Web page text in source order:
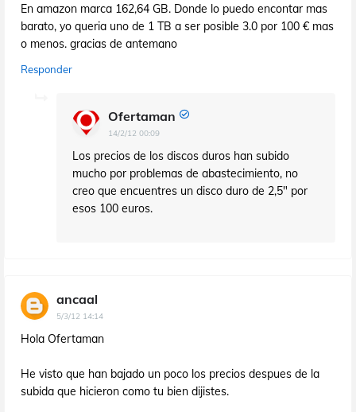
En amazon marca 162,64 GB. Donde lo puedo encontar mas
barato, yo queria uno de 1 TB a ser posible 3.0 por 100 € mas
o menos. gracias de antemano
Responder
Ofertaman
14/2/12 00:09
Los precios de los discos duros han subido
mucho por problemas de abastecimiento, no
creo que encuentres un disco duro de 2,5" por
esos 100 euros.
ancaal
5/3/12 14:14
Hola Ofertaman
He visto que han bajado un poco los precios despues de la
subida que hicieron como tu bien dijistes.